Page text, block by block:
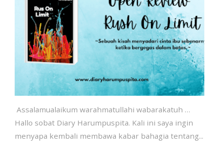
Assalamualaikum warahmatullahi wabarakatuh …
Hallo sobat Diary Harumpuspita. Kali ini saya ingin
menyapa kembali membawa kabar bahagia tentang...